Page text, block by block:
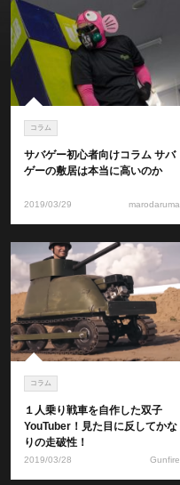
コラム
サバゲー初心者向けコラム サバ
ゲーの敷居は本当に高いのか
2019/03/29 marodaruma
コラム
１人乗り戦車を自作した双子
YouTuber！見た目に反してかな
りの走破性！
2019/03/28 Gunfire